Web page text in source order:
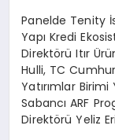
Panelde Tenity
Yapı Kredi
Direktörü Itır
Hulli, TC
Yatırımlar
Sabancı ARF
Direktörü Yeliz